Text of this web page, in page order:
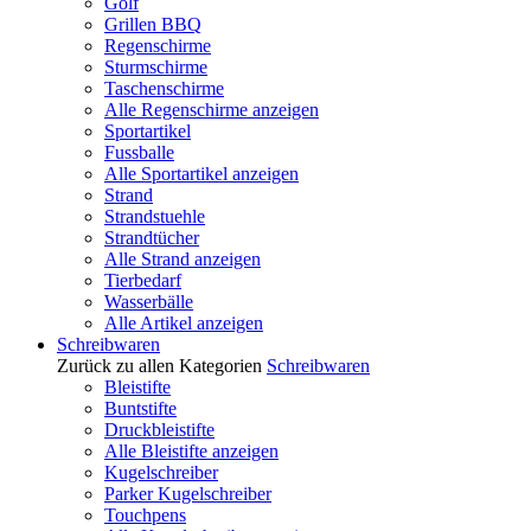
Grillen BBQ
Regenschirme
Sturmschirme
Taschenschirme
Alle Regenschirme anzeigen
Sportartikel
Fussballe
Alle Sportartikel anzeigen
Strand
Strandstuehle
Strandtücher
Alle Strand anzeigen
Tierbedarf
Wasserbälle
Alle Artikel anzeigen
Schreibwaren
Zurück zu allen Kategorien Schreibwaren
Bleistifte
Buntstifte
Druckbleistifte
Alle Bleistifte anzeigen
Kugelschreiber
Parker Kugelschreiber
Touchpens